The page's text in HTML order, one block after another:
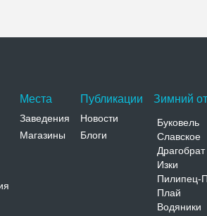
Места
Заведения
Магазины
Публикации
Новости
Блоги
Зимний
Буковель
Славское
Драгобрат
Изки
Пилипец-
Плай
Водяники